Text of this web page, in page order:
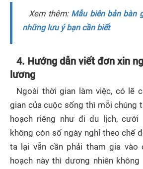
Xem thêm: Mẫu biên bản bàn
những lưu ý bạn cần biết
4. Hướng dẫn viết đơn xin
lương
Ngoài thời gian làm việc, có lẽ
gian của cuộc sống thì mỗi chúng
hoạch riêng như đi du lịch, cưới
không còn số ngày nghỉ theo chế
ta lại vẫn cần phải tham gia vào
hoạch này thì dương nhiên